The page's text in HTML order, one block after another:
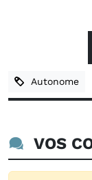
Autonome
VOS